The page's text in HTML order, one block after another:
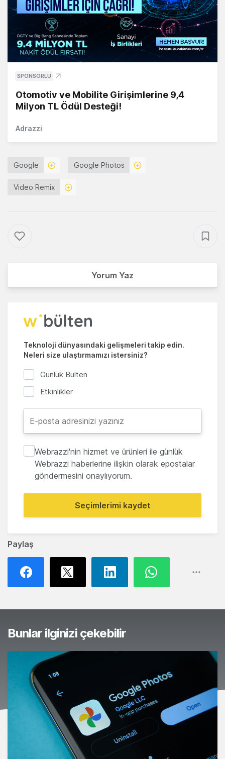
Paylaş
SPONSORLU
Otomotiv ve Mobilite Girişimlerine 9,4
Milyon TL Ödül Desteği!
Adrazzi
Google Google Photos
Video Remix
Yorum Yaz
Teknoloji dünyasındaki gelişmeleri takip edin.
Neleri size ulaştırmamızı istersiniz?
Günlük Bülten
Etkinlikler
Webrazzi'nin hizmet ve ürünleri ile günlük
Webrazzi haberlerine ilişkin olarak epostalar
göndermesini onaylıyorum.
Seçimlerimi kaydet
Bunlar ilginizi çekebilir